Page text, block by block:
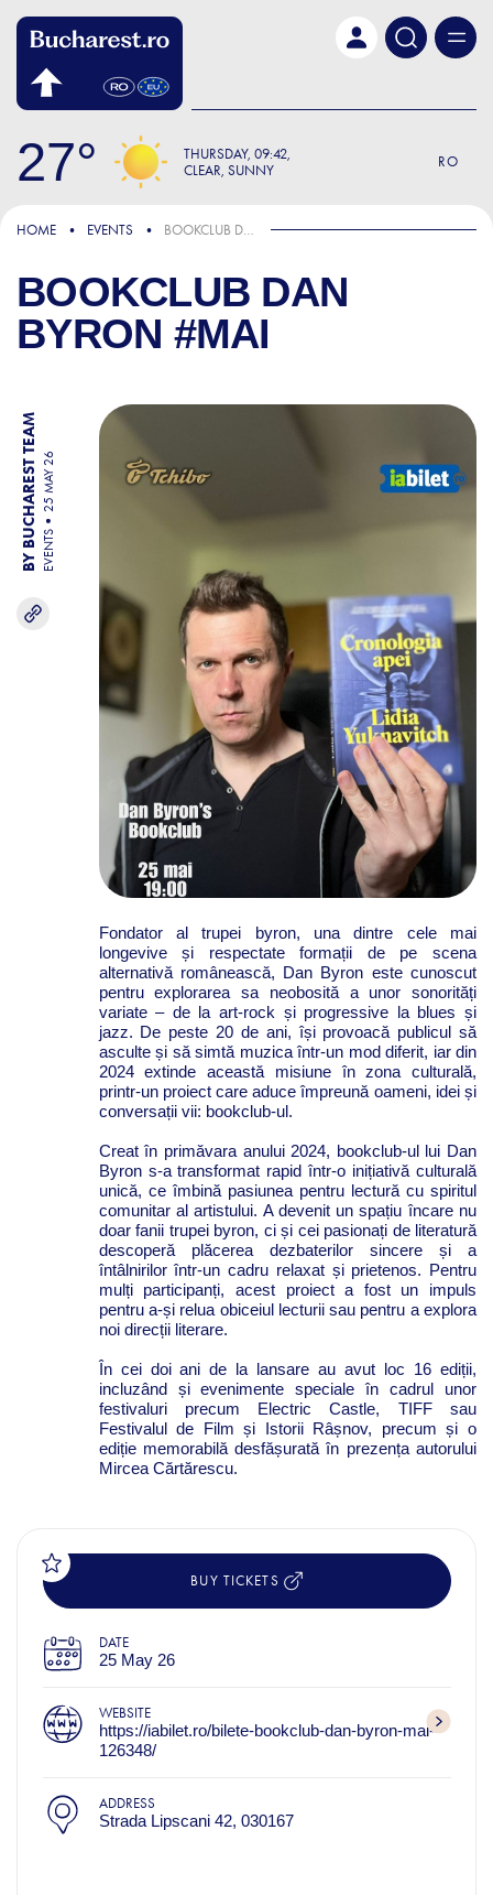
27 THURSDAY 09:42
CLEAR, SUNNY
RO
HOME EVENTS BOOKCLUB DAN BYRON #MAI
BOOKCLUB DAN
BYRON #MAI
BY BUCHAREST TEAM EVENTS
25 MAY 26
Fondator al trupei byron, una dintre cele mai
longevive și respectate formații de pe scena
alternativă românească, Dan Byron este cunoscut
pentru explorarea sa neobosită a unor sonorități
variate – de la art-rock și progressive la blues și
jazz. De peste 20 de ani, își provoacă publicul să
asculte și să simtă muzica într-un mod diferit, iar din
2024 extinde această misiune în zona culturală,
printr-un proiect care aduce împreună oameni, idei și
conversații vii: bookclub-ul.
Creat în primăvara anului 2024, bookclub-ul lui Dan
Byron s-a transformat rapid într-o inițiativă culturală
unică, ce îmbină pasiunea pentru lectură cu spiritul
comunitar al artistului. A devenit un spațiu încare nu
doar fanii trupei byron, ci și cei pasionați de literatură
descoperă plăcerea dezbaterilor sincere și a
întâlnirilor într-un cadru relaxat și prietenos. Pentru
mulți participanți, acest proiect a fost un impuls
pentru a-și relua obiceiul lecturii sau pentru a explora
noi direcții literare.
În cei doi ani de la lansare au avut loc 16 ediții,
incluzând și evenimente speciale în cadrul unor
festivaluri precum Electric Castle, TIFF sau
Festivalul de Film și Istorii Râșnov, precum și o
ediție memorabilă desfășurată în prezența autorului
Mircea Cărtărescu.
BUY TICKETS
DATE
25 May 26
WEBSITE
https://iabilet.ro/bilete-bookclub-dan-byron-mai-
126348/
ADDRESS
Strada Lipscani 42, 030167